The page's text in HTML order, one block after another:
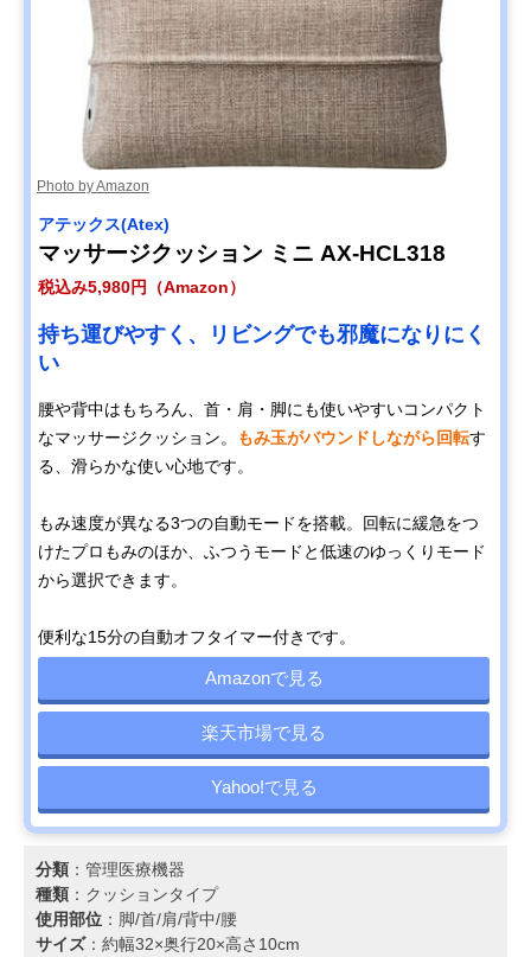
Photo by Amazon
アテックス(Atex)
マッサージクッション ミニ AX-HCL318
税込み5,980円（Amazon）
持ち運びやすく、リビングでも邪魔になりにく
い
腰や背中はもちろん、首・肩・脚にも使いやすいコンパクト
なマッサージクッション。
もみ玉がバウンドしながら回転す
る、滑らかな使い心地です。
もみ速度が異なる3つの自動モードを搭載。回転に緩急をつ
けたプロもみのほか、ふつうモードと低速のゆっくりモード
から選択できます。
便利な15分の自動オフタイマー付きです。
Amazonで見る
楽天市場で見る
Yahoo!で見る
分類 ：管理医療機器
種類 ：クッションタイプ
使用部位 ：脚/首/肩/背中/腰
サイズ：約幅32×奥行20×高さ10cm